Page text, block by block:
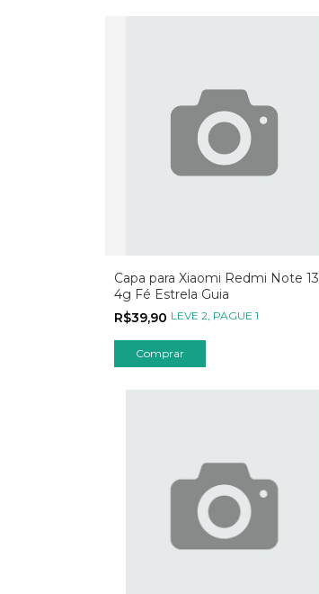
Capa para Xiaomi Redmi Note 13
4g Fé Estrela Guia
R$39,90 LEVE 2, PAGUE 1
Comprar